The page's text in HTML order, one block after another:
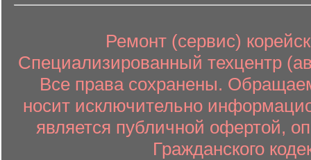
Ремонт (сервис)
Специализированный техцентр
Все права сохранены.
носит исключительно
является публичной офертой,
Гражданского